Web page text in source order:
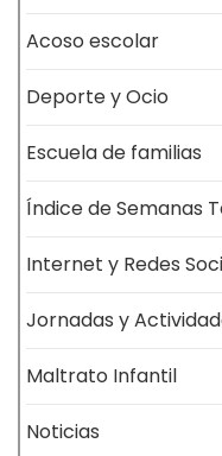
Acoso escolar
Deporte y Ocio
Escuela de familias
Índice de Semanas
Internet y Redes
Jornadas y
Maltrato Infantil
Noticias